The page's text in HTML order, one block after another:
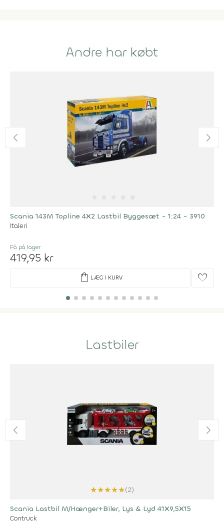
Andre har købt
Scania 143M Topline 4X2 Lastbil Byggesæt - 1:24 - 3910
Italeri
Få på lager
419,95 kr
shopping_bag LÆG I KURV favorite
Lastbiler
★★★★★(2)
Scania Lastbil M/Hænger+Biler, Lys & Lyd 41X9,5X15
Contruck